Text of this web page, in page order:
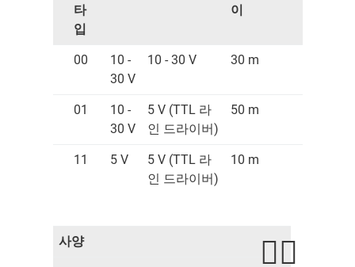
타
입
이
00
10 -
30 V
10 - 30 V 30 m
01
10 -
30 V
5 V (TTL 라
인 드라이버)
50 m
11 5 V
5 V (TTL 라
인 드라이버)
10 m
사양